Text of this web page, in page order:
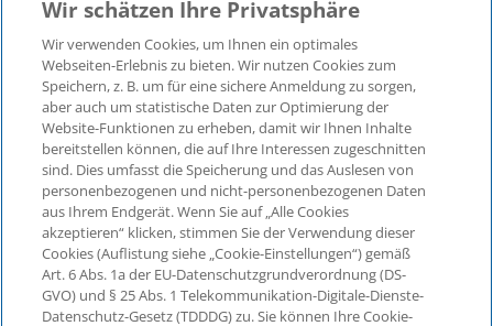
© 2026 KPMG Law Rechtsanwaltsgesellschaft mbH,
associated with KPMG AG
Wirtschaftsprüfungsgesellschaft, a public limited
company under German law and a member of the
global KPMG organisation of independent member
firms affiliated with KPMG International Limited, a
Private English Company Limited by Guarantee. All
rights reserved. For more details on the structure of
KPMG’s global organisation, please visit
Wir schätzen Ihre Privatsphäre
Wir verwenden Cookies, um Ihnen ein optimales
Webseiten-Erlebnis zu bieten. Wir nutzen Cookies zum
Speichern, z. B. um für eine sichere Anmeldung zu sorgen,
aber auch um statistische Daten zur Optimierung der
Website-Funktionen zu erheben, damit wir Ihnen Inhalte
bereitstellen können, die auf Ihre Interessen zugeschnitten
sind. Dies umfasst die Speicherung und das Auslesen von
personenbezogenen und nicht-personenbezogenen Daten
aus Ihrem Endgerät. Wenn Sie auf „Alle Cookies
akzeptieren“ klicken, stimmen Sie der Verwendung dieser
Cookies (Auflistung siehe „Cookie-Einstellungen“) gemäß
Art. 6 Abs. 1a der EU-Datenschutzgrundverordnung (DS-
GVO) und § 25 Abs. 1 Telekommunikation-Digitale-Dienste-
Datenschutz-Gesetz (TDDDG) zu. Sie können Ihre Cookie-